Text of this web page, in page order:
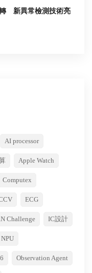
新異常檢測技術亮
AI processor
Apple Watch
Computex
ECG
Challenge IC設計
NPU
Observation Agent